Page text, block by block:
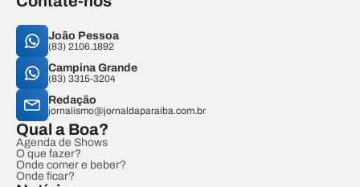
João Pessoa
(83) 2106.1892
Campina Grande
(83) 3315-3204
Redação
jornalismo@jornaldaparaiba.com.br
Qual a Boa?
Agenda de Shows
O que fazer?
Onde comer e beber?
Onde ficar?